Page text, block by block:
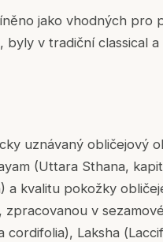
jako vhodných pro
v tradiční classical a
uznávaný obličejový
(Uttara Sthana,
kvalitu pokožky
zpracovanou v
cordifolia), Laksha (